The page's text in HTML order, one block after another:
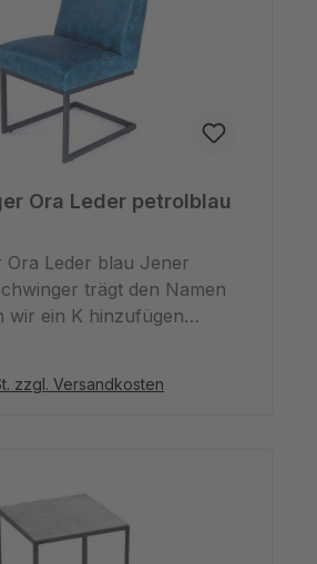
Spieleabend steht somit
Weg.
Ora Leder petrolblau
Ora Leder blau Jener
trägt den Namen
wir ein K hinzufügen
Orka und die blaue Farbe
und die Wale erinnern.
uns den Stoff näher
für Kleidung und Autos
auch für Möbel so wie
zzgl. Versandkosten